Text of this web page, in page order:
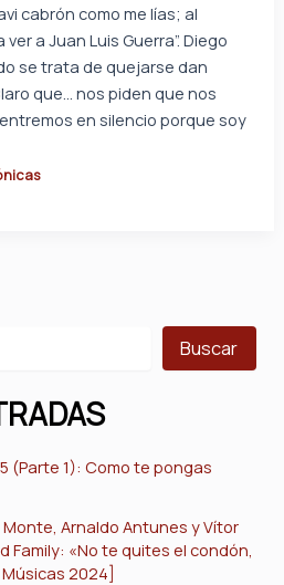
cabrón como me lías; al
a Juan Luis Guerra”. Diego
se trata de quejarse dan
que… nos piden que nos
en silencio porque soy
Buscar
(Parte 1): Como te pongas
Arnaldo Antunes y Vítor
Family: «No te quites el condón,
2024]